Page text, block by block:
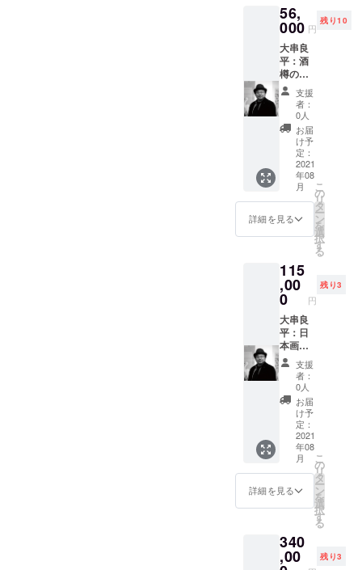
アート
の存在
意義を
知る上
でとて
も貴重
なこの
取り組
みに、
多くの
人が賛
同して
くれる
ことを
願いま
して素
晴らし
さん生
まれま
すよう
に！ プ
ロ
フィー
ル 1978
年佐賀
市生ま
れ。筑
波大学
修士課
程芸術
研究科
を修了
後、ロ
へ渡り
アート
Super
Happy
る不要
品を
使って
アート
作品を
作るの
は、料
理人が
無人島
の食材
を使っ
て料理
を作る
ような
ものか
もしれ
ない。
驚きが
きっと
そこに
はある
と思い
ます。
アート
の存在
意義を
知る上
でとて
も貴重
なこの
取り組
みに、
多くの
人が賛
同して
す。そ
して素
してく
れる新
作オリ
ジナル
原画を
お届け
しま
す。 写
真は、
あくま
でイ
メージ
です。
どのよ
うな作
品が届
くか？
さい。
トミナ
ガボン
ドさん
からの
応援
メッ
セージ
「消費
ばかり
をして
生きて
いない
だろう
か.....」
利便性
や文明
の進化
背けが
ちな環
境問
56,
000 円
残り10
大串良
平：酒
樽の木
に書い
たもの
(金額は
消費
税・送
料込み
です) 旧
枝梅酒
造に
残って
いた木
の酒樽
にその
ンスピ
レー
ション
で日本
画を描
いた作
品で
す。ど
のよう
な作品
が届く
か？楽
しみに
お待ち
くださ
い。 大
串亮平
さんか
らの応
援メッ
ジ：エ
コと
アート
支援
者：
0人
お届
け予
定：
2021
年08
月
詳細を見る
こ
の
リ
タ
ー
ン
を
選
択
す
る
115
,00
0 円
残り3
大串良
平：日
本画
13cm角
(額装
25cm）
(金額は
消費
税・送
料込み
です) 日
本画を
旧枝梅
酒造に
眠って
いた古
い額装
したも
です。
支援
者：
0人
お届
け予
定：
2021
年08
月
詳細を見る
こ
の
リ
タ
ー
ン
を
選
択
す
る
340
,00 残り3